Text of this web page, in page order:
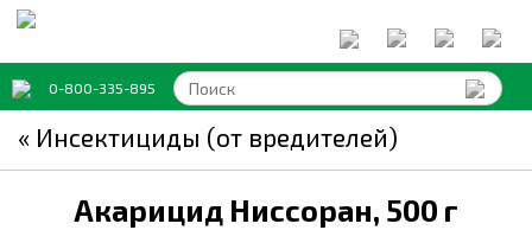
0-800-335-895
« Инсектициды (от вредителей)
Акарицид Ниссоран, 500 г